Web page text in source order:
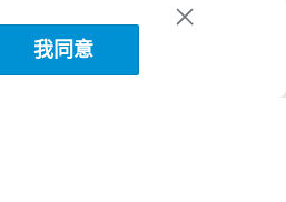
神腦國際粉絲團
加入FB粉絲團
我同意